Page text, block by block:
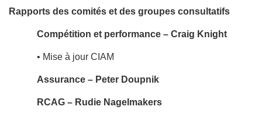
Rapports des comités et des groupes consultatifs
Compétition et performance – Craig Knight
• Mise à jour CIAM
Assurance – Peter Doupnik
RCAG – Rudie Nagelmakers